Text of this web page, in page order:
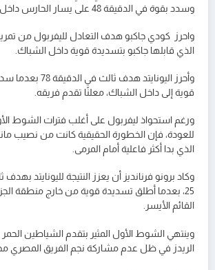
وسدد بقوة في الدقيقة 48 على يسار الحارس داخل الشباك.
واحرز كودي جاكبو هدف التعادل لليفربول من
الذي قابلها جاكبو بتسديدة قوية داخل الشباك.
وأحرز اليونايتد هدف
قوية إلى داخل الشباك، معلنًا تقدم فريقه.
ورغم استحواذ ليفربول على أغلب فترات الشوط
للعودة، فإن الخطورة الحقيقية كانت من نصيب
الذي بدا أكثر فاعلية أمام المرمى.
وكاد برونو فرنانديز أن يعزز النتيجة لليونايتد
25، بعدما أطلق تسديدة قوية من خارج منطقة
القائم الأيسر.
وينتهي الشوط الأول المثير بتقدم الشياطين الحمر
الريدز في ظل عدم مشاركة نجم الفريق المصري